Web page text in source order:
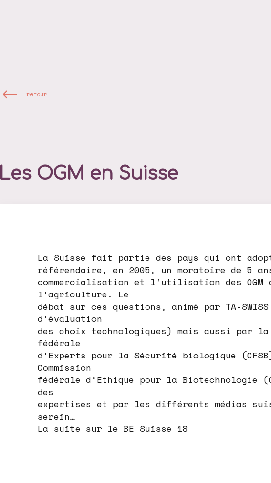
retour
Les OGM en Suisse
La Suisse fait partie des pays qui ont
référendaire, en 2005, un moratoire de 5
commercialisation et l’utilisation des OGM
l’agriculture. Le
débat sur ces questions, animé par TA-
d’évaluation
des choix technologiques) mais aussi par la
fédérale
d’Experts pour la Sécurité biologique
Commission
fédérale d’Ethique pour la Biotechnologie
des
expertises et par les différents médias
serein…
La suite sur le BE Suisse 18